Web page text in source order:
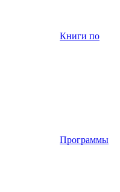
Книги по
Программы